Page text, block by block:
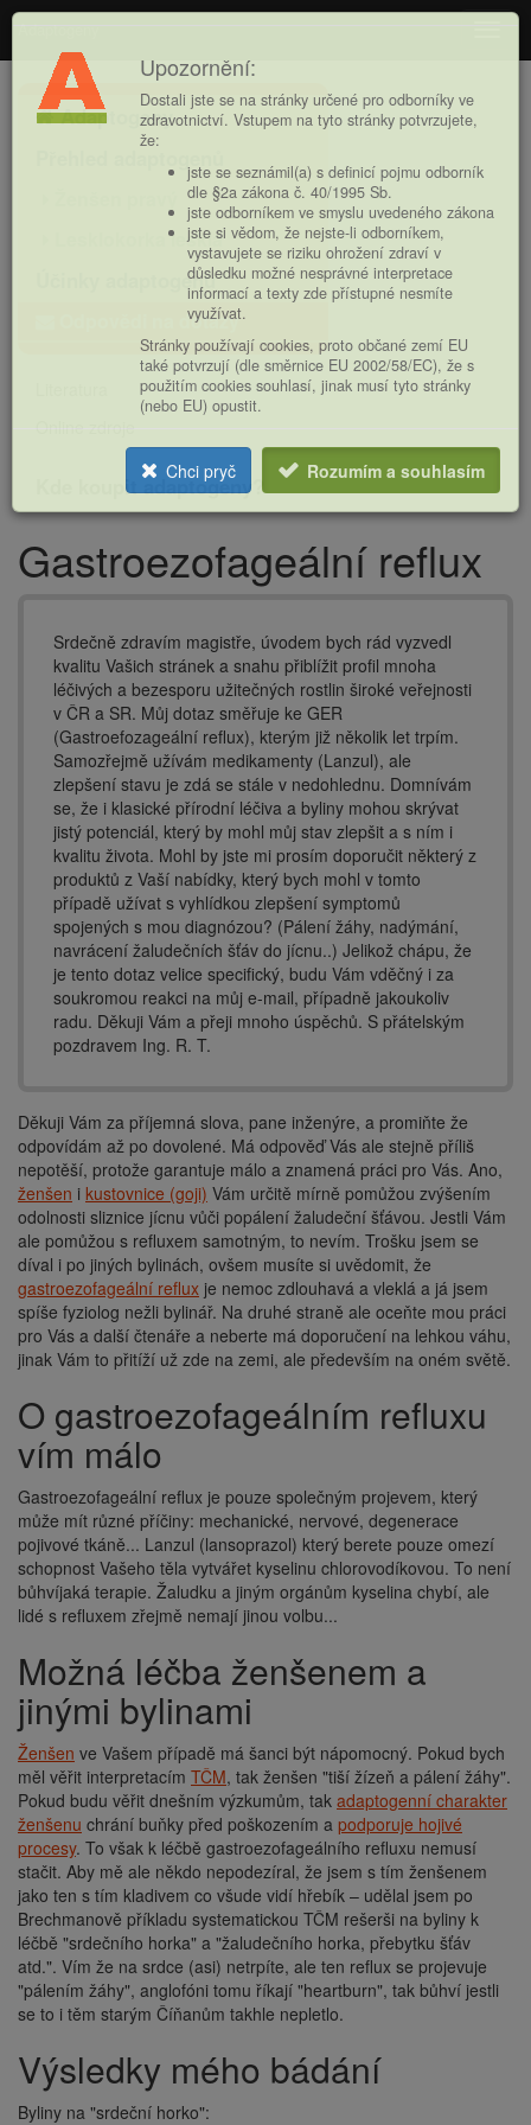
Adaptogeny
Hlavní
nabídkaAdaptogeny
Lesklokorka lesklá
Účinky adaptogenů
Odpovědi na dotazy
Online zdroje
Kde koupit adaptogeny?
Drobečková
navigace
Gastroezofageální reflux
Srdečně zdravím magistře, úvodem bych rád vyzvedl
kvalitu Vašich stránek a snahu přiblížit profil mnoha
léčivých a bezesporu užitečných rostlin široké veřejnosti
v ČR a SR. Můj dotaz směřuje ke GER
(Gastroefozageální reflux), kterým již několik let trpím.
Samozřejmě užívám medikamenty (Lanzul), ale
zlepšení stavu je zdá se stále v nedohlednu. Domnívám
se, že i klasické přírodní léčiva a byliny mohou skrývat
jistý potenciál, který by mohl můj stav zlepšit a s ním i
kvalitu života. Mohl by jste mi prosím doporučit některý z
produktů z Vaší nabídky, který bych mohl v tomto
případě užívat s vyhlídkou zlepšení symptomů
spojených s mou diagnózou? (Pálení žáhy, nadýmání,
navrácení žaludečních šťáv do jícnu..) Jelikož chápu, že
je tento dotaz velice specifický, budu Vám vděčný i za
soukromou reakci na můj e-mail, případně jakoukoliv
radu. Děkuji Vám a přeji mnoho úspěchů. S přátelským
pozdravem Ing. R. T.
Děkuji Vám za příjemná slova, pane inženýre, a promiňte že
odpovídám až po dovolené. Má odpověď Vás ale stejně příliš
nepotěší, protože garantuje málo a znamená práci pro Vás. Ano,
ženšen i kustovnice (goji) Vám určitě mírně pomůžou zvýšením
odolnosti sliznice jícnu vůči popálení žaludeční šťávou. Jestli Vám
ale pomůžou s refluxem samotným, to nevím. Trošku jsem se
díval i po jiných bylinách, ovšem musíte si uvědomit, že
gastroezofageální reflux je nemoc zdlouhavá a vleklá a já jsem
spíše fyziolog nežli bylinář. Na druhé straně ale oceňte mou práci
pro Vás a další čtenáře a neberte má doporučení na lehkou váhu,
jinak Vám to přitíží už zde na zemi, ale především na oném světě.
O gastroezofageálním refluxu
vím málo
Gastroezofageální reflux je pouze společným projevem, který
může mít různé příčiny: mechanické, nervové, degenerace
pojivové tkáně... Lanzul (lansoprazol) který berete pouze omezí
schopnost Vašeho těla vytvářet kyselinu chlorovodíkovou. To není
bůhvíjaká terapie. Žaludku a jiným orgánům kyselina chybí, ale
lidé s refluxem zřejmě nemají jinou volbu...
Možná léčba ženšenem a
jinými bylinami
Ženšen ve Vašem případě má šanci být nápomocný. Pokud bych
měl věřit interpretacím TČM, tak ženšen "tiší žízeň a pálení žáhy".
Pokud budu věřit dnešním výzkumům, tak adaptogenní charakter
ženšenu chrání buňky před poškozením a podporuje hojivé
procesy. To však k léčbě gastroezofageálního refluxu nemusí
stačit. Aby mě ale někdo nepodezíral, že jsem s tím ženšenem
jako ten s tím kladivem co všude vidí hřebík – udělal jsem po
Brechmanově příkladu systematickou TČM rešerši na byliny k
léčbě "srdečního horka" a "žaludečního horka, přebytku šťáv
atd.". Vím že na srdce (asi) netrpíte, ale ten reflux se projevuje
"pálením žáhy", anglofóni tomu říkají "heartburn", tak bůhví jestli
se to i těm starým Číňanům takhle nepletlo.
Výsledky mého bádání
Byliny na "srdeční horko":
Upozornění:
Dostali jste se na stránky určené pro odborníky ve
zdravotnictví. Vstupem na tyto stránky potvrzujete,
že:
jste se seznámil(a) s definicí pojmu odborník
dle §2a zákona č. 40/1995 Sb.
jste odborníkem ve smyslu uvedeného zákona
jste si vědom, že nejste-li odborníkem,
vystavujete se riziku ohrožení zdraví v
důsledku možné nesprávné interpretace
informací a texty zde přístupné nesmíte
využívat.
Stránky používají cookies, proto občané zemí EU
také potvrzují (dle směrnice EU 2002/58/EC), že s
použitím cookies souhlasí, jinak musí tyto stránky
(nebo EU) opustit.
Chci pryč Rozumím a souhlasím